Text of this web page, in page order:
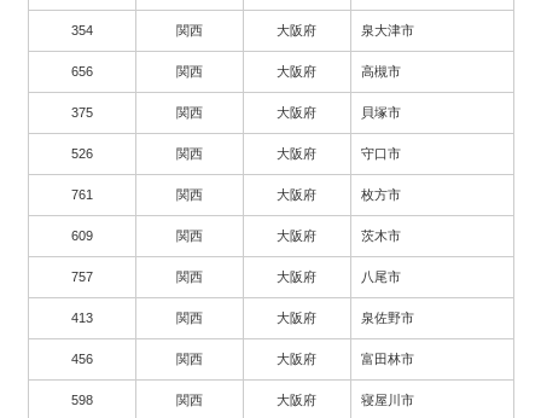
354 関西 大阪府 泉大津市
656 関西 大阪府 高槻市
375 関西 大阪府 貝塚市
526 関西 大阪府 守口市
761 関西 大阪府 枚方市
609 関西 大阪府 茨木市
757 関西 大阪府 八尾市
413 関西 大阪府 泉佐野市
456 関西 大阪府 富田林市
598 関西 大阪府 寝屋川市